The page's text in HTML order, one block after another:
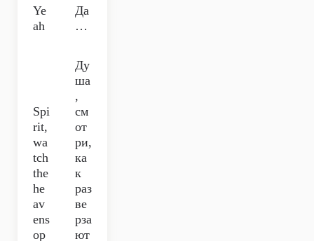
Ye
ah
Да
…
Spi
rit,
wa
tch
the
he
av
ens
op
Ду
ша
,
см
от
ри,
ка
к
раз
ве
рза
ют